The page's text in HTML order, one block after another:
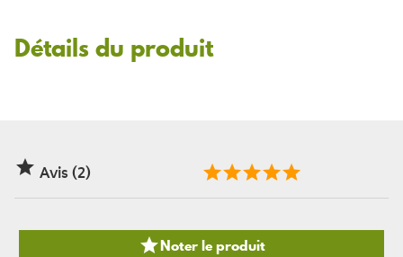
Détails du produit
 Avis (2)
Noter le produit